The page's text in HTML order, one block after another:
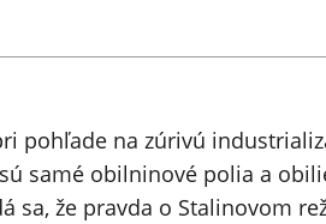
pohľade na zúrivú
samé obilninové polia a
sa, že pravda o Stalinovom